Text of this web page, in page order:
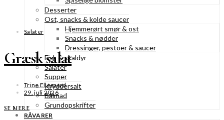
Desserter
Ost, snacks & kolde saucer
Hjemmerørt smør & ost
Snacks & nødder
Dressinger, pestoer & saucer
Fisk & skaldyr
Salater
Supper
Kryddersalt
Bålmad
Grundopskrifter
RÅVARER
Salater
Græsk salat
Trine Ellegaard
29. juli 2026
SE MERE